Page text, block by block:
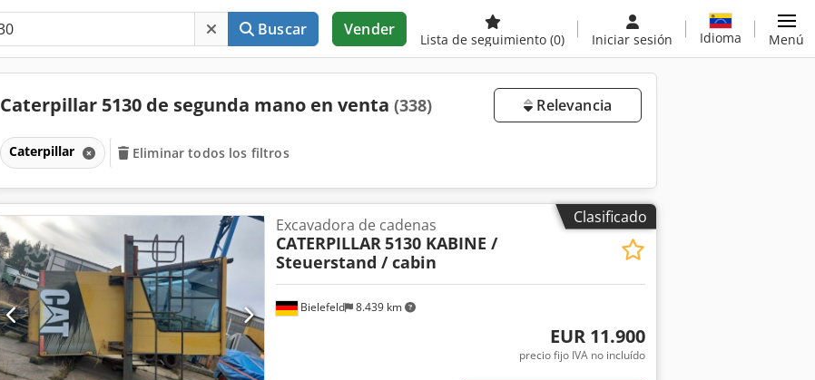
Buscar Vender
Lista de seguimiento (0) Iniciar sesión Idioma Menú
Caterpillar 5130 de segunda mano en venta (338) Relevancia
Caterpillar Eliminar todos los filtros
Clasificado
Bielefeld 8.439 km
Excavadora de cadenas
CATERPILLAR 5130 KABINE /
Steuerstand / cabin
EUR 11.900
precio fijo IVA no incluído